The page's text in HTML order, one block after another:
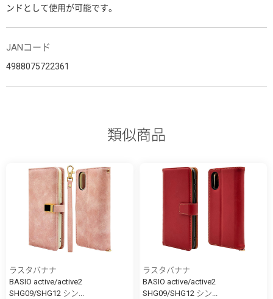
ンドとして使用が可能です。
JANコード
4988075722361
類似商品
ラスタバナナ
BASIO active/active2
SHG09/SHG12 シン...
ラスタバナナ
BASIO active/active2
SHG09/SHG12 シン...